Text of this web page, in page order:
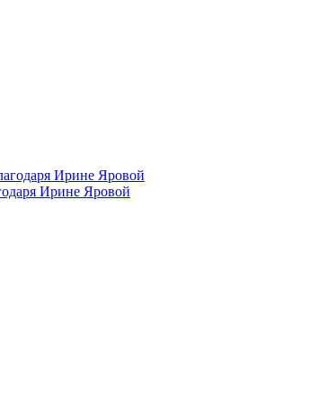
Ирине Яровой